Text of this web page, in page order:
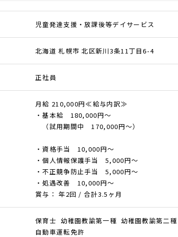
児童発達支援・放課後等デイサービス
北海道 札幌市 北区新川3条11丁目6-4
正社員
月給 210,000円≪給与内訳≫
・基本給 180,000円～
（試用期間中 170,000円～）
・資格手当 10,000円～
・個人情報保護手当 5,000円～
・不正競争防止手当 5,000円～
・処遇改善 10,000円～
賞与： 年2回 / 合計3.5ヶ月
保育士 幼稚園教諭第一種 幼稚園教諭第二
自動車運転免許